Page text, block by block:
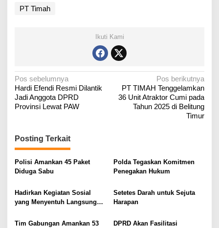
PT Timah
Ikuti Kami
N
a
v
a
s
i
o
s
Pos sebelumnya
‎Hardi Efendi Resmi Dilantik
Jadi Anggota DPRD
Provinsi Lewat PAW
Pos berikutnya
PT TIMAH Tenggelamkan
36 Unit Atraktor Cumi pada
Tahun 2025 di Belitung
Timur
Posting Terkait
Polisi Amankan 45 Paket
Diduga Sabu
Polda Tegaskan Komitmen
Penegakan Hukum
Hadirkan Kegiatan Sosial
yang Menyentuh Langsung
Setetes Darah untuk Sejuta
Harapan
Tim Gabungan Amankan 53 DPRD Akan Fasilitasi